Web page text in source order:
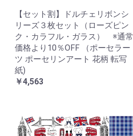
【セット割】ドルチェリボンシ
リーズ３枚セット（ローズピン
ク・カラフル・ガラス） ※通常
価格より10％OFF （ポーセラー
ツ ポーセリンアート 花柄 転写
紙)
￥4,563